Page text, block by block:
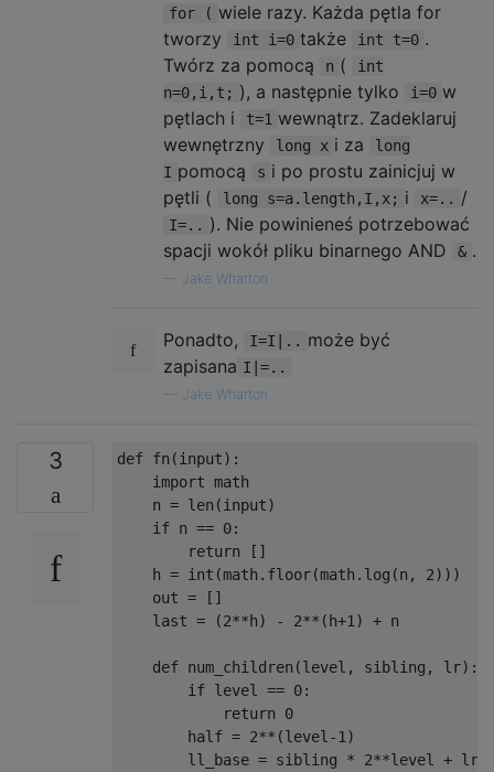
for ( wiele razy. Każda pętla for
tworzy
int i=0 także int t=0 .
Twórz za pomocą
n (
int
n=0,i,t; ), a następnie tylko i=0 w
pętlach i
t=1 wewnątrz. Zadeklaruj
wewnętrzny
long x i za
long
I pomocą s i po prostu zainicjuj w
pętli (
long s=a.length,I,x; i x=.. /
I=.. ). Nie powinieneś potrzebować
spacji wokół pliku binarnego AND
& .
Jake Wharton
Ponadto, I=I|.. może być
zapisana I|=..
Jake Wharton
3
def fn(input):
    import math
    n = len(input)
    if n == 0:
        return []
    h = int(math.floor(math.log(n, 2)))
    out = []
    last = (2**h) - 2**(h+1) + n
    def num_children(level, sibling, lr):
        if level == 0:
            return 0
        half = 2**(level-1)
ll_base = sibling * 2**level + lr